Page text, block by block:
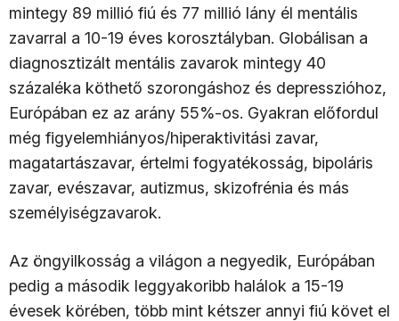
mintegy 89 millió fiú és 77 millió lány él mentális
zavarral a 10-19 éves korosztályban. Globálisan a
diagnosztizált mentális zavarok mintegy 40
százaléka köthető szorongáshoz és depresszióhoz,
Európában ez az arány 55%-os. Gyakran előfordul
még figyelemhiányos/hiperaktivitási zavar,
magatartászavar, értelmi fogyatékosság, bipoláris
zavar, evészavar, autizmus, skizofrénia és más
személyiségzavarok.
Az öngyilkosság a világon a negyedik, Európában
pedig a második leggyakoribb halálok a 15-19
évesek körében, több mint kétszer annyi fiú követ el